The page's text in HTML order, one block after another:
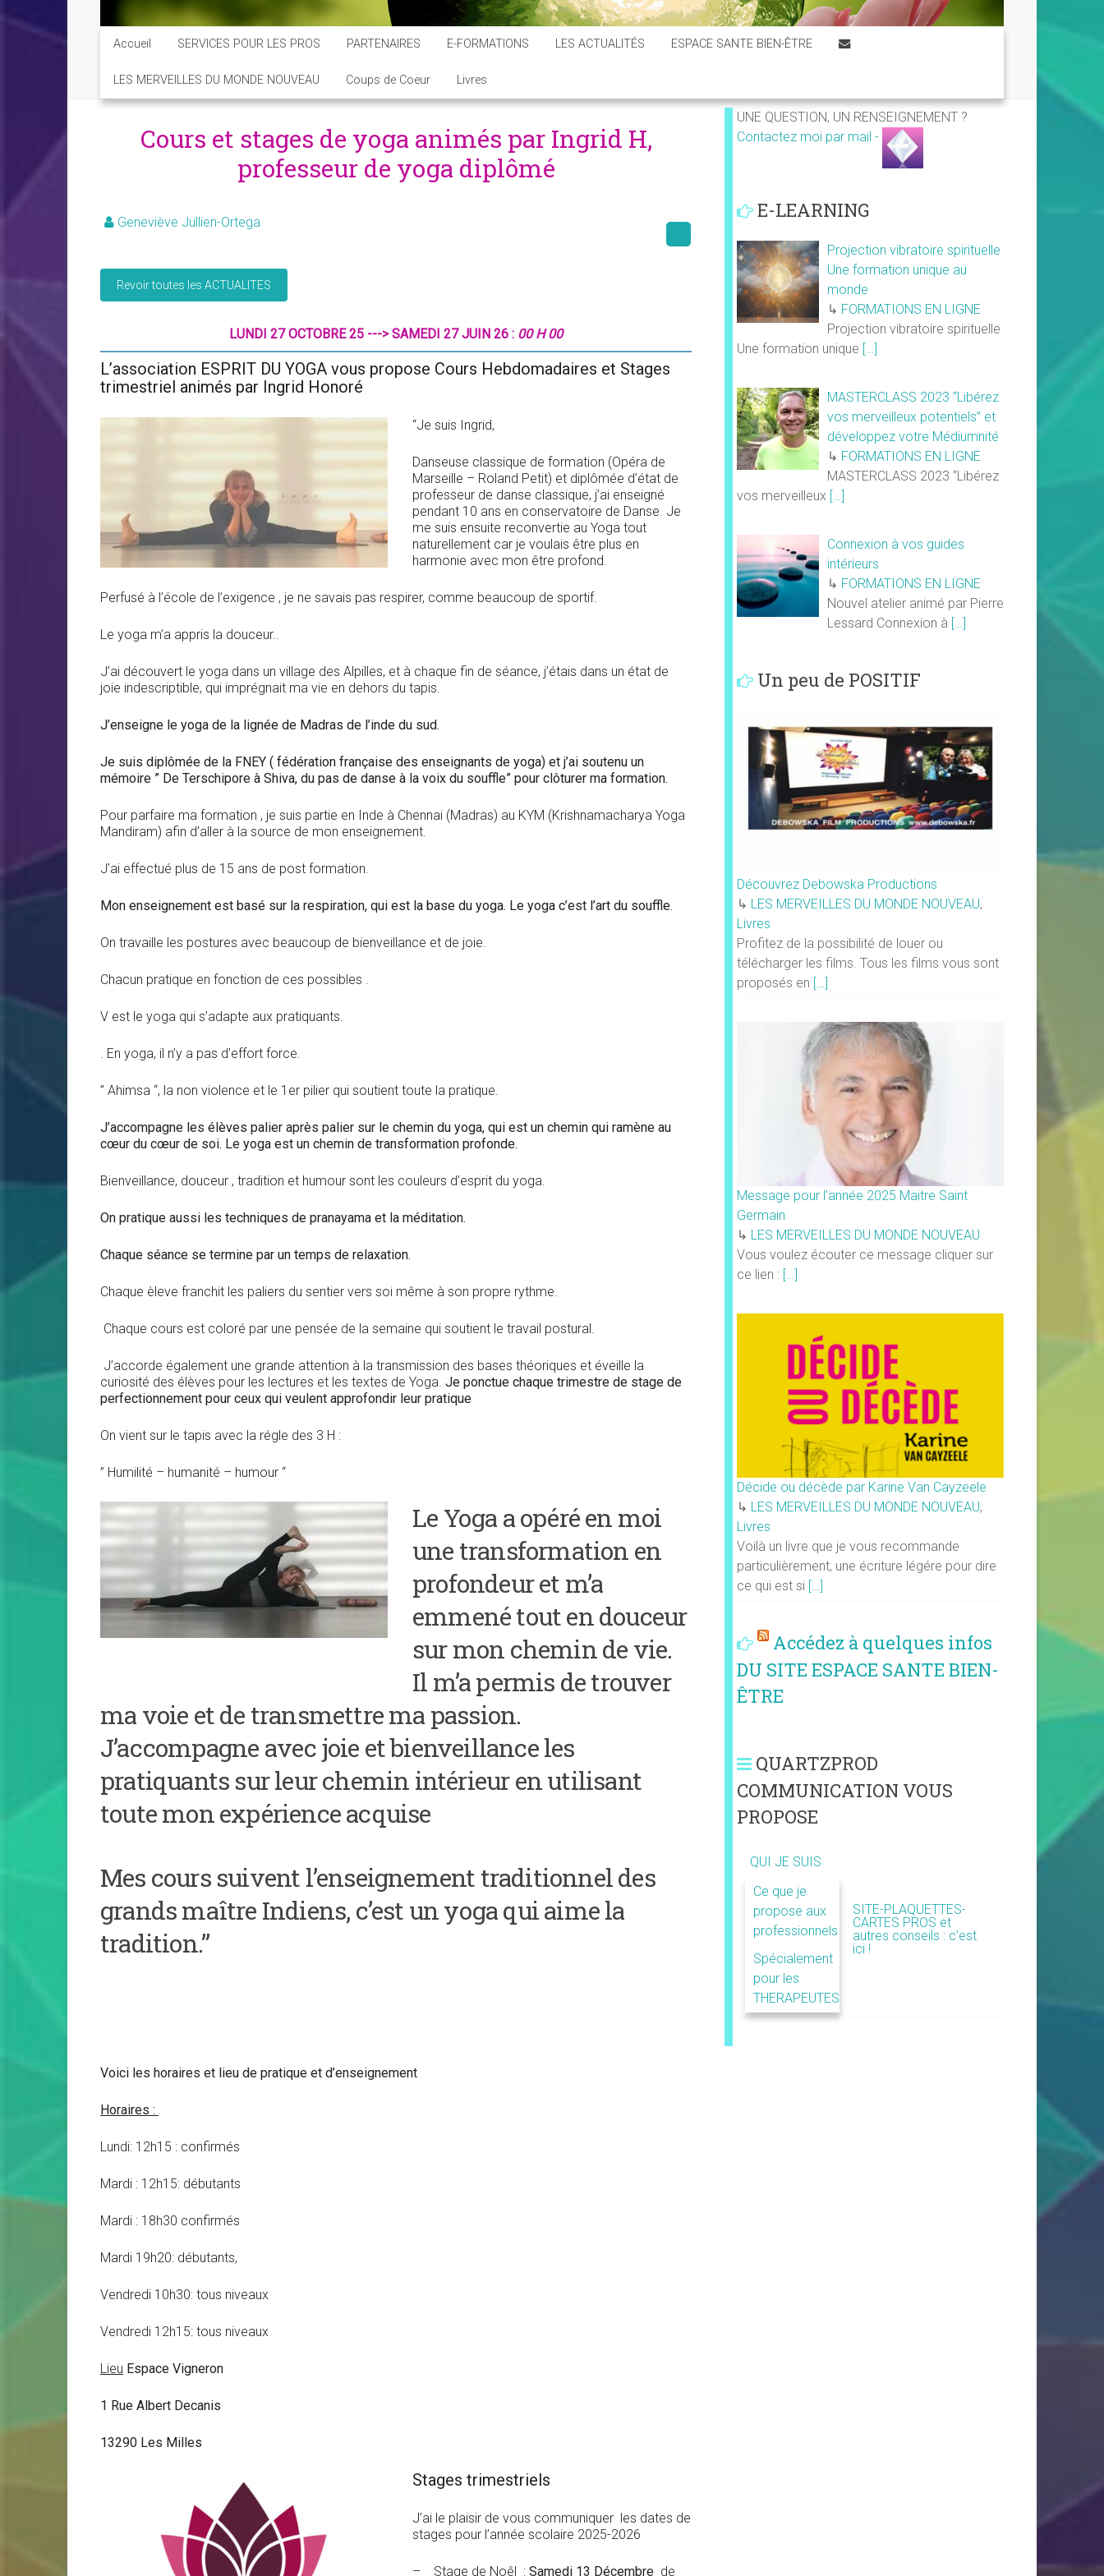
Accueil SERVICES POUR LES PROS PARTENAIRES E-FORMATIONS LES ACTUALITÉS ESPACE SANTE BIEN-ÊTRE
LES MERVEILLES DU MONDE NOUVEAU Coups de Coeur Livres
Cours et stages de yoga animés par Ingrid H,
professeur de yoga diplômé
Geneviève Jullien-Ortega
LUNDI 27 OCTOBRE 25 ---> SAMEDI 27 JUIN 26 : 00 H 00
L’association ESPRIT DU YOGA vous propose Cours Hebdomadaires et Stages
trimestriel animés par Ingrid Honoré
“Je suis Ingrid,
Danseuse classique de formation (Opéra de
Marseille – Roland Petit) et diplômée d’état de
professeur de danse classique, j’ai enseigné
pendant 10 ans en conservatoire de Danse. Je
me suis ensuite reconvertie au Yoga tout
naturellement car je voulais être plus en
harmonie avec mon être profond.
Perfusé à l’école de l’exigence , je ne savais pas respirer, comme beaucoup de sportif.
Le yoga m’a appris la douceur..
J’ai découvert le yoga dans un village des Alpilles, et à chaque fin de séance, j’étais dans un état de
joie indescriptible, qui imprégnait ma vie en dehors du tapis.
J’enseigne le yoga de la lignée de Madras de l’inde du sud.
Je suis diplômée de la FNEY ( fédération française des enseignants de yoga) et j’ai soutenu un
mémoire ” De Terschipore à Shiva, du pas de danse à la voix du souffle” pour clôturer ma formation.
Pour parfaire ma formation , je suis partie en Inde à Chennai (Madras) au KYM (Krishnamacharya Yoga
Mandiram) afin d’aller à la source de mon enseignement.
J’ai effectué plus de 15 ans de post formation.
Mon enseignement est basé sur la respiration, qui est la base du yoga. Le yoga c’est l’art du souffle.
On travaille les postures avec beaucoup de bienveillance et de joie.
Chacun pratique en fonction de ces possibles .
V est le yoga qui s’adapte aux pratiquants.
. En yoga, il n’y a pas d’effort force.
” Ahimsa “, la non violence et le 1er pilier qui soutient toute la pratique.
J’accompagne les élèves palier après palier sur le chemin du yoga, qui est un chemin qui ramène au
cœur du cœur de soi. Le yoga est un chemin de transformation profonde.
Bienveillance, douceur , tradition et humour sont les couleurs d’esprit du yoga.
On pratique aussi les techniques de pranayama et la méditation.
Chaque séance se termine par un temps de relaxation.
Chaque èleve franchit les paliers du sentier vers soi même à son propre rythme.
Chaque cours est coloré par une pensée de la semaine qui soutient le travail postural.
J’accorde également une grande attention à la transmission des bases théoriques et éveille la
curiosité des élèves pour les lectures et les textes de Yoga. Je ponctue chaque trimestre de stage de
perfectionnement pour ceux qui veulent approfondir leur pratique
On vient sur le tapis avec la régle des 3 H :
” Humilité – humanité – humour “
Le Yoga a opéré en moi
une transformation en
profondeur et m’a
emmené tout en douceur
sur mon chemin de vie.
Il m’a permis de trouver
ma voie et de transmettre ma passion.
J’accompagne avec joie et bienveillance les
pratiquants sur leur chemin intérieur en utilisant
toute mon expérience acquise
Mes cours suivent l’enseignement traditionnel des
grands maître Indiens, c’est un yoga qui aime la
tradition.”
Voici les horaires et lieu de pratique et d’enseignement
Horaires :
Lundi: 12h15 : confirmés
Mardi : 12h15: débutants
Mardi : 18h30 confirmés
Mardi 19h20: débutants,
Vendredi 10h30: tous niveaux
Vendredi 12h15: tous niveaux
Lieu Espace Vigneron
1 Rue Albert Decanis
13290 Les Milles
Stages trimestriels
J’ai le plaisir de vous communiquer les dates de
stages pour l’année scolaire 2025-2026
– Stage de Noêl : Samedi 13 Décembre de
UNE QUESTION, UN RENSEIGNEMENT ?
Contactez moi par mail -
E-LEARNING
Projection vibratoire spirituelle
Une formation unique au
monde
↳ FORMATIONS EN LIGNE
Projection vibratoire spirituelle
Une formation unique […]
MASTERCLASS 2023 “Libérez
vos merveilleux potentiels” et
développez votre Médiumnité
↳ FORMATIONS EN LIGNE
MASTERCLASS 2023 “Libérez
vos merveilleux […]
Connexion à vos guides
intérieurs
↳ FORMATIONS EN LIGNE
Nouvel atelier animé par Pierre
Lessard Connexion à […]
Un peu de POSITIF
Découvrez Debowska Productions
↳ LES MERVEILLES DU MONDE NOUVEAU,
Livres
Profitez de la possibilité de louer ou
télécharger les films. Tous les films vous sont
proposés en […]
Message pour l’année 2025 Maitre Saint
Germain
↳ LES MERVEILLES DU MONDE NOUVEAU
Vous voulez écouter ce message cliquer sur
ce lien : […]
Décide ou décède par Karine Van Cayzeele
↳ LES MERVEILLES DU MONDE NOUVEAU,
Livres
Voilà un livre que je vous recommande
particulièrement, une écriture légére pour dire
ce qui est si […]
Accédez à quelques infos
DU SITE ESPACE SANTE BIEN-
ÊTRE
QUARTZPROD
COMMUNICATION VOUS
PROPOSE
QUI JE SUIS
Ce que je
propose aux
professionnels
Spécialement
pour les
THERAPEUTES
SITE-PLAQUETTES-
CARTES PROS et
autres conseils : c’est
ici !
Entrez ci dessous votre adresse mail
(conférences, stages, formations en ligne, articles..)
Cochez les cases qui vous intéressent
Veuillez laisser ce champ vide.
×